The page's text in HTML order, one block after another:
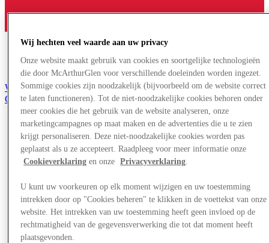
Word lid van de Club
Gered,
nl
Winkels
Aanbiedingen
Plan je bezoek
Wat is er aan
Diensten
Cadeaubonnen
Centrale kaart
Meer
Wij hechten veel waarde aan uw privacy
Onze website maakt gebruik van cookies en soortgelijke technologieën
die door McArthurGlen voor verschillende doeleinden worden ingezet.
Sommige cookies zijn noodzakelijk (bijvoorbeeld om de website correct
te laten functioneren). Tot de niet-noodzakelijke cookies behoren onder
meer cookies die het gebruik van de website analyseren, onze
marketingcampagnes op maat maken en de advertenties die u te zien
krijgt personaliseren. Deze niet-noodzakelijke cookies worden pas
geplaatst als u ze accepteert. Raadpleeg voor meer informatie onze
Cookieverklaring en onze Privacyverklaring.
U kunt uw voorkeuren op elk moment wijzigen en uw toestemming
intrekken door op "Cookies beheren" te klikken in de voettekst van onze
website. Het intrekken van uw toestemming heeft geen invloed op de
rechtmatigheid van de gegevensverwerking die tot dat moment heeft
plaatsgevonden.